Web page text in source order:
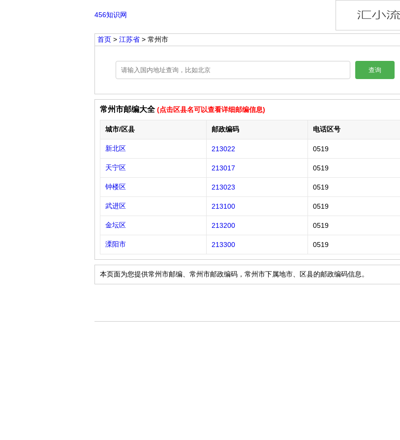
456知识网
首页 > 江苏省 > 常州市
查询
常州市邮编大全 (点击区县名可以查看详细邮编信息)
城市/区县 邮政编码 电话区号
新北区 213022 0519
天宁区 213017 0519
钟楼区 213023 0519
武进区 213100 0519
金坛区 213200 0519
溧阳市 213300 0519
本页面为您提供常州市邮编、常州市邮政编码，常州市下属地市、区县的邮政编码信息。